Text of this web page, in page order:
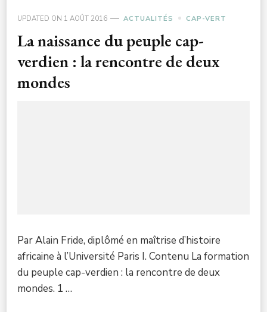
UPDATED ON 1 AOÛT 2016 ACTUALITÉS CAP-VERT
La naissance du peuple cap-
verdien : la rencontre de deux
mondes
Par Alain Fride, diplômé en maîtrise d’histoire
africaine à l’Université Paris I. Contenu La formation
du peuple cap-verdien : la rencontre de deux
mondes. 1 …